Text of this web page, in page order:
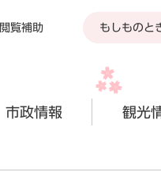
閲覧補助 もしものと
市政情報 観光